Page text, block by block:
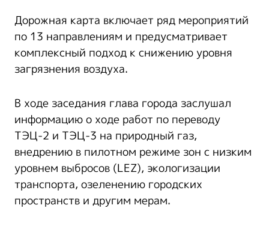
Дорожная карта включает ряд мероприятий
по 13 направлениям и предусматривает
комплексный подход к снижению уровня
загрязнения воздуха.
В ходе заседания глава города заслушал
информацию о ходе работ по переводу
ТЭЦ-2 и ТЭЦ-3 на природный газ,
внедрению в пилотном режиме зон с низким
уровнем выбросов (LEZ), экологизации
транспорта, озеленению городских
пространств и другим мерам.